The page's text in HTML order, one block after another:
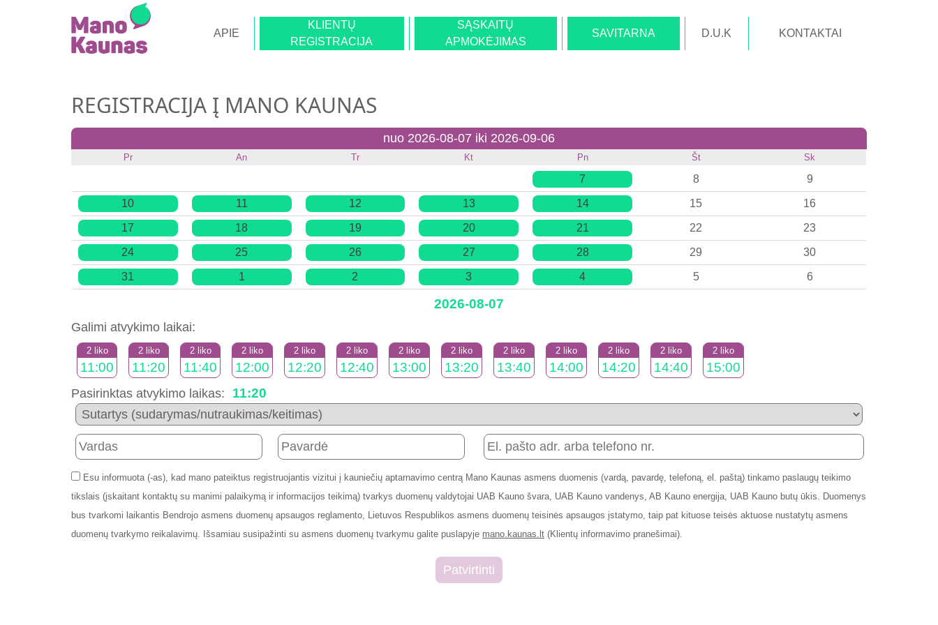
APIE
KLIENTŲ
REGISTRACIJA
SĄSKAITŲ
APMOKĖJIMAS
SAVITARNA D.U.K KONTAKTAI
REGISTRACIJA Į MANO KAUNAS
nuo 2026-08-07 iki 2026-09-06
Pr An Tr Kt Pn Št Sk
7 8 9
10 11 12 13 14 15 16
17 18 19 20 21 22 23
24 25 26 27 28 29 30
31 1 2 3 4 5 6
2026-08-07
Galimi atvykimo laikai:
2 liko
11:00
2 liko
11:20
2 liko
11:40
2 liko
12:00
2 liko
12:20
2 liko
12:40
2 liko
13:00
2 liko
13:20
2 liko
13:40
2 liko
14:00
2 liko
14:20
2 liko
14:40
2 liko
15:00
Pasirinktas atvykimo laikas: 11:20
Esu informuota (-as), kad mano pateiktus registruojantis vizitui į kauniečių aptarnavimo centrą Mano Kaunas asmens duomenis (vardą, pavardę, telefoną, el. paštą) tinkamo paslaugų teikimo
tikslais (įskaitant kontaktų su manimi palaikymą ir informacijos teikimą) tvarkys duomenų valdytojai UAB Kauno švara, UAB Kauno vandenys, AB Kauno energija, UAB Kauno butų ūkis. Duomenys
bus tvarkomi laikantis Bendrojo asmens duomenų apsaugos reglamento, Lietuvos Respublikos asmens duomenų teisinės apsaugos įstatymo, taip pat kituose teisės aktuose nustatytų asmens
duomenų tvarkymo reikalavimų. Išsamiau susipažinti su asmens duomenų tvarkymu galite puslapyje mano.kaunas.lt (Klientų informavimo pranešimai).
Patvirtinti